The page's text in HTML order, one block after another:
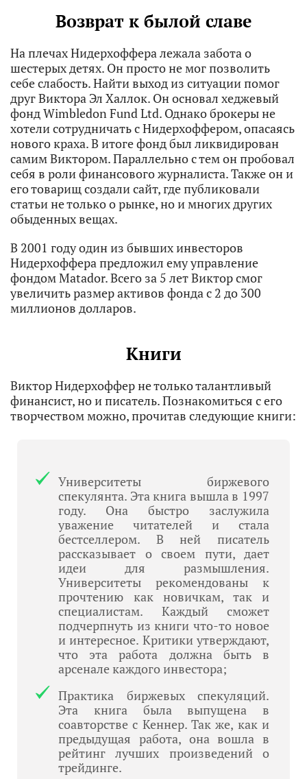
Возврат к былой славе
На плечах Нидерхоффера лежала забота о
шестерых детях. Он просто не мог позволить
себе слабость. Найти выход из ситуации помог
друг Виктора Эл Халлок. Он основал хеджевый
фонд Wimbledon Fund Ltd. Однако брокеры не
хотели сотрудничать с Нидерхоффером, опасаясь
нового краха. В итоге фонд был ликвидирован
самим Виктором. Параллельно с тем он пробовал
себя в роли финансового журналиста. Также он и
его товарищ создали сайт, где публиковали
статьи не только о рынке, но и многих других
обыденных вещах.
В 2001 году один из бывших инвесторов
Нидерхоффера предложил ему управление
фондом Matador. Всего за 5 лет Виктор смог
увеличить размер активов фонда с 2 до 300
миллионов долларов.
Книги
Виктор Нидерхоффер не только талантливый
финансист, но и писатель. Познакомиться с его
творчеством можно, прочитав следующие книги:
Университеты биржевого
спекулянта. Эта книга вышла в 1997
году. Она быстро заслужила
уважение читателей и стала
бестселлером. В ней писатель
рассказывает о своем пути, дает
идеи для размышления.
Университеты рекомендованы к
прочтению как новичкам, так и
специалистам. Каждый сможет
подчерпнуть из книги что-то новое
и интересное. Критики утверждают,
что эта работа должна быть в
арсенале каждого инвестора;
Практика биржевых спекуляций.
Эта книга была выпущена в
соавторстве с Кеннер. Так же, как и
предыдущая работа, она вошла в
рейтинг лучших произведений о
трейдинге.